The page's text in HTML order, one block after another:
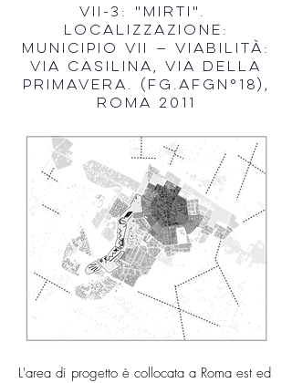
VII-3: "Mirti".
Localizzazione:
MUNICIPIO VII — Viabilità:
Via Casilina, Via della
Primavera. (Fg.AFGn°18),
Roma 2011
L'area di progetto è collocata a Roma est ed